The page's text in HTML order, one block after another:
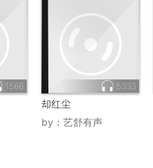
1566 5333
却红尘
by： 艺舒有声